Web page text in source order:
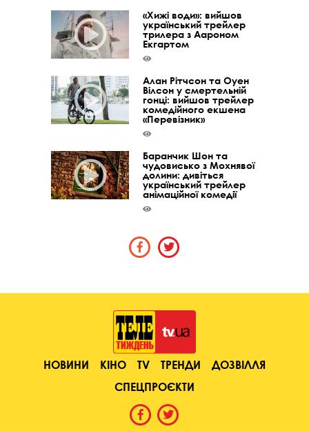
«Хижі води»: вийшов
український трейлер
трилера з Аароном
Екгартом
Алан Рітчсон та Оуен
Вілсон у смертельній
гонці: вийшов трейлер
комедійного екшена
«Перевізник»
Баранчик Шон та
чудовисько з Мохнявої
долини: дивіться
український трейлер
анімаційної комедії
НОВИНИ КІНО TV ТРЕНДИ
ДОЗВІЛЛЯ
СПЕЦПРОЄКТИ